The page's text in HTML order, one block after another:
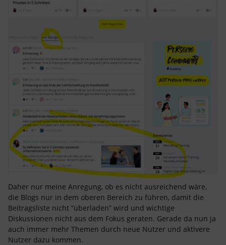
Daher nur meine Anregung, ob es nicht ausreichend wäre,
die Blogs nur in dem oberen Bereich zu führen, damit die
Beitragsliste nicht “überladen” wird und wichtige
Diskussionen nicht aus dem Fokus geraten. Gerade da nun ja
auch immer mehr Themen durch neue Nutzer und aktivere
Nutzer dazu kommen.